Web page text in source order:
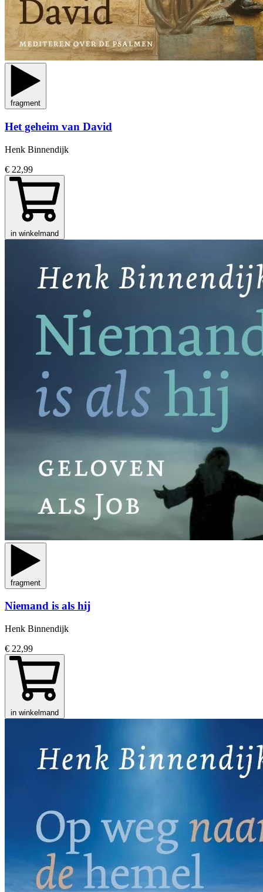
fragment
Het geheim van David
Henk Binnendijk
€ 22,99
in winkelmand
fragment
Niemand is als hij
Henk Binnendijk
€ 22,99
in winkelmand